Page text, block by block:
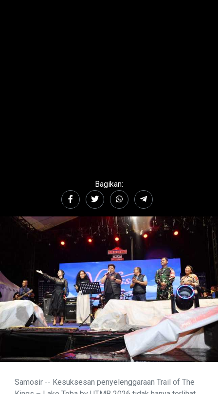
Bagikan:
Samosir -- Kesuksesan penyelenggaraan Trail of The